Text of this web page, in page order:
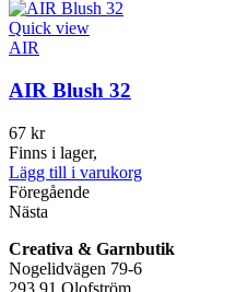
Quick view
AIR
AIR Blush 32
67 kr
Finns i lager,
Lägg till i varukorg
Föregående
Nästa
Creativa & Garnbutik
Nogelidvägen 79-6
293 91 Olofström